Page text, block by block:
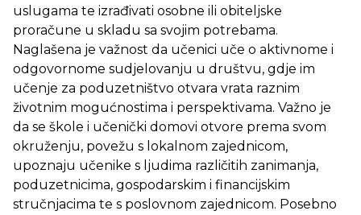
uslugama te izrađivati osobne ili obiteljske
proračune u skladu sa svojim potrebama.
Naglašena je važnost da učenici uče o aktivnome i
odgovornome sudjelovanju u društvu, gdje im
učenje za poduzetništvo otvara vrata raznim
životnim mogućnostima i perspektivama. Važno je
da se škole i učenički domovi otvore prema svom
okruženju, povežu s lokalnom zajednicom,
upoznaju učenike s ljudima različitih zanimanja,
poduzetnicima, gospodarskim i financijskim
stručnjacima te s poslovnom zajednicom. Posebno